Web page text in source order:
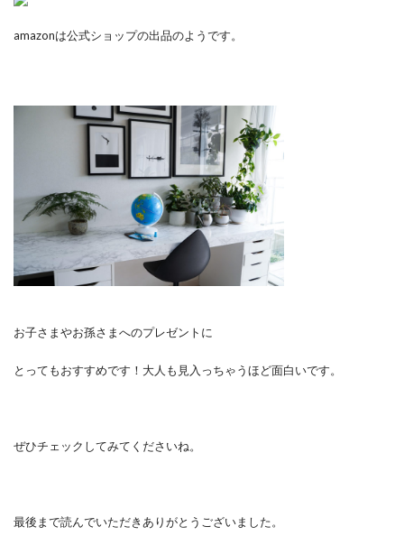
amazonは公式ショップの出品のようです。
お子さまやお孫さまへのプレゼントに
とってもおすすめです！大人も見入っちゃうほど面白いです。
ぜひチェックしてみてくださいね。
最後まで読んでいただきありがとうございました。